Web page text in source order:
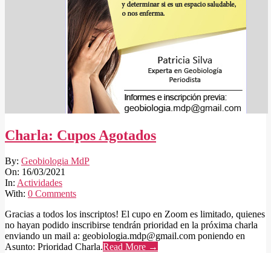
Charla: Cupos Agotados
2021-
03-
16
By: Geobiologia MdP
On: 16/03/2021
In: Actividades
With: 0 Comments
Gracias a todos los inscriptos! El cupo en Zoom es limitado, quienes
no hayan podido inscribirse tendrán prioridad en la próxima charla
enviando un mail a: geobiologia.mdp@gmail.com poniendo en
Asunto: Prioridad Charla.Read More →